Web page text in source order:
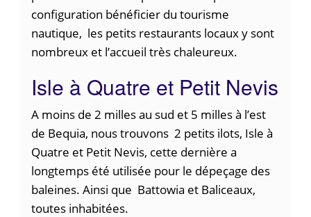
configuration bénéficier du tourisme
nautique, les petits restaurants locaux y sont
nombreux et l’accueil très chaleureux.
Isle à Quatre et Petit Nevis
A moins de 2 milles au sud et 5 milles à l’est
de Bequia, nous trouvons 2 petits ilots, Isle à
Quatre et Petit Nevis, cette dernière a
longtemps été utilisée pour le dépeçage des
baleines. Ainsi que Battowia et Baliceaux,
toutes inhabitées.